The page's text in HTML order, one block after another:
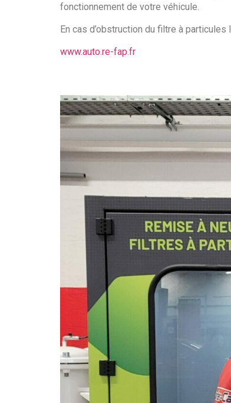
fonctionnement de votre véhicule.
En cas d’obstruction du filtre à
www.auto.re-fap.fr